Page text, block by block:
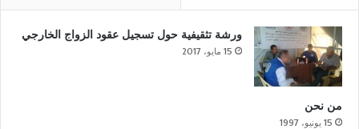
ورشة تثقيفية حول تسجيل عقود الزواج الخارجي
15 مايو، 2017
من نحن
15 يونيو، 1997